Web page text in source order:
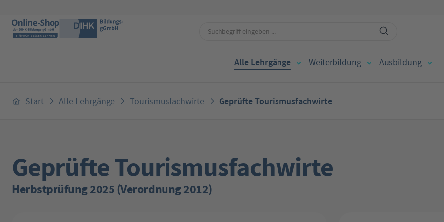
Alle Lehrgänge Weiterbildung Ausbildung
Start Alle Lehrgänge Tourismusfachwirte Geprüfte Tourismusfachwirte
Geprüfte Tourismusfachwirte
Herbstprüfung 2025 (Verordnung 2012)